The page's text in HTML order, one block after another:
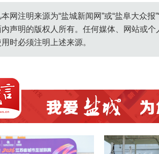
网注明来源为“盐城新闻网”或“盐阜大众
声明的版权人所有。任何媒体、网站或
时必须注明上述来源。